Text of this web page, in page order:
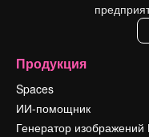
Продукция
Spaces
ИИ-помощник
Генератор